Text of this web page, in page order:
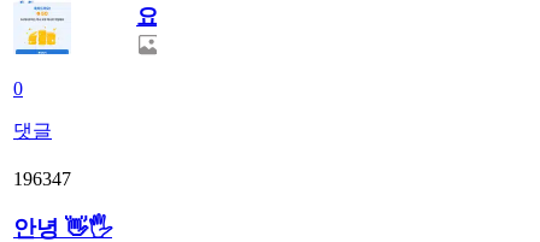
0
댓글
요.
196347
안녕 👋🖐